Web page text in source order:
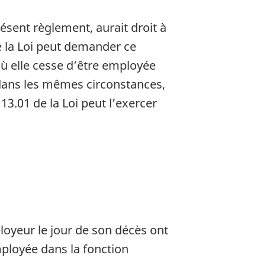
règlement, aurait droit à
Loi peut demander ce
elle cesse d’être employée
les mêmes circonstances,
de la Loi peut l’exercer
le jour de son décès ont
dans la fonction